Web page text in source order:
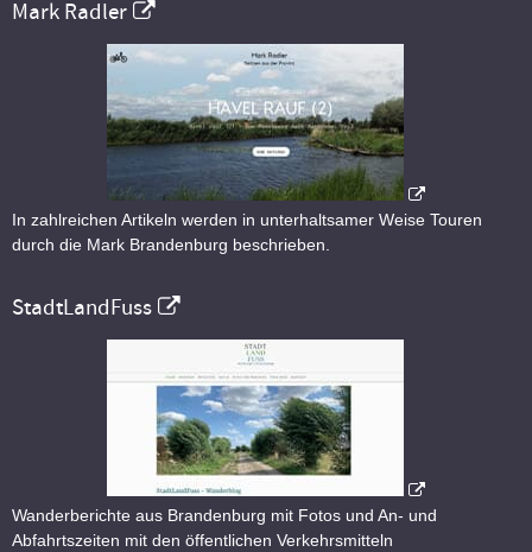
Mark Radler
In zahlreichen Artikeln werden in unterhaltsamer Weise Touren
durch die Mark Brandenburg beschrieben.
StadtLandFuss
Wanderberichte aus Brandenburg mit Fotos und An- und
Abfahrtszeiten mit den öffentlichen Verkehrsmitteln